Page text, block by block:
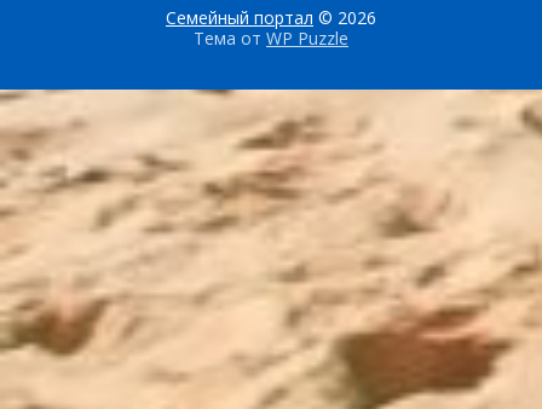
Семейный портал © 2026
Тема от WP Puzzle